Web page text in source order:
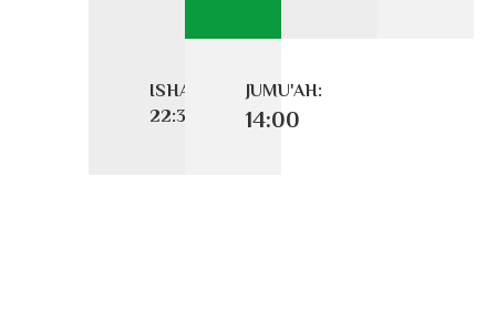
ISHA:
22:38
JUMU'AH:
14:00